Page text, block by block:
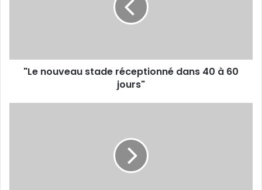
jours"
"Le nouveau stade réceptionné dans 40 à 60
jours"